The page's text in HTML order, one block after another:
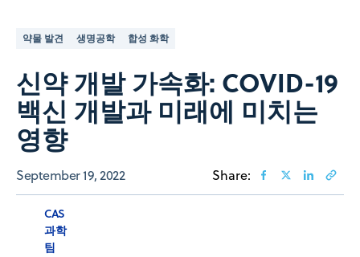
약물 발견 생명공학 합성 화학
신약 개발 가속화: COVID-19
백신 개발과 미래에 미치는
영향
September 19, 2022 Share:
CAS
과학
팀